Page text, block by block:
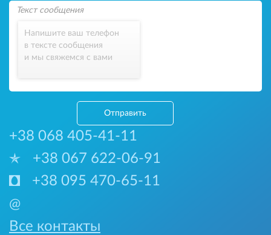
Напишите ваш телефон
в тексте сообщения
и мы свяжемся с вами
Отправить
+38 068 405-41-11
+38 067 622-06-91
+38 095 470-65-11
@
Все контакты